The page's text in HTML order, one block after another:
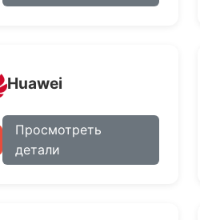
Huawei
Просмотреть
детали